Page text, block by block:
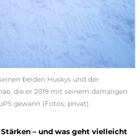
beiden Huskys und der
die er 2019 mit seinem damaligen
gewann (Fotos: privat)
– und was geht vielleicht